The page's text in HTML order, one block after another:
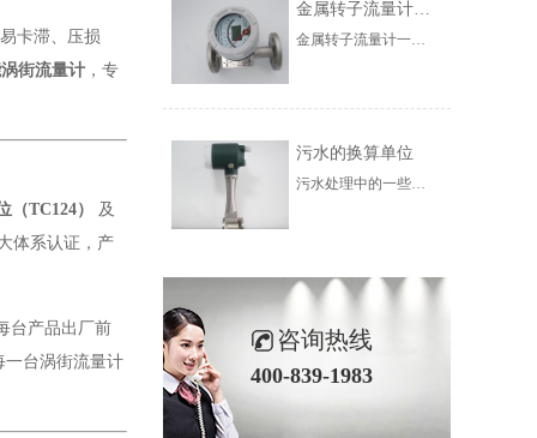
卡滞、压损
街流量计 ，专
TC124）
及
体系认证，产
台产品出厂前
一台涡街流量计
污水的换算单位
污水处理中的一些计算并不是非常复杂和相对简单，但是烦人的是单位的转换和十六进制的变化。在介绍水处理计算之前，我们首先对污水处理中的单元进行介绍。在未来的计算中，需要对使用单位进行大量的转换，因此非常有必要彻底了解水处理中的单位
咨询热线
400-839-1983